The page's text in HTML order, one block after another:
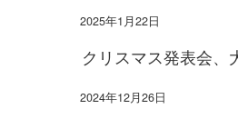
2025年1月22日
クリスマス発表会、
2024年12月26日